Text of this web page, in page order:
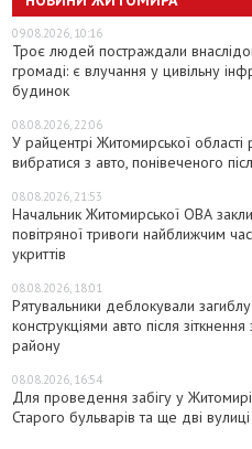
09.08.2026, 10:16
Троє людей постраждали
громаді: є влучання у цивільну
будинок
08.08.2026, 22:06
У райцентрі Житомирської
вибратися з авто, понівеченого
08.08.2026, 21:53
Начальник Житомирської ОВА
повітряної тривоги найближчим
укриттів
08.08.2026, 18:01
Рятувальники деблокували
конструкціями авто після
району
08.08.2026, 16:54
Для проведення забігу у
Старого бульварів та ще дві вулиці